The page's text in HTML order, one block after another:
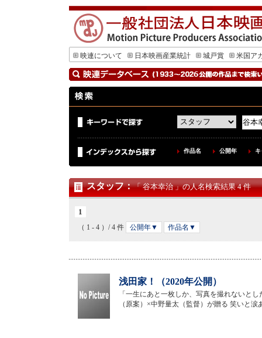
映連について 日本映画産業統計 城戸賞 米国ア
作品名 公開年
スタッフ：「 谷本幸治 」の人名検索結果 4 件
1
（ 1 - 4 ）/ 4 件 公開年▼ 作品名▼
浅田家！（2020年公開）
「一生にあと一枚しか、写真を撮れないと
（原案）×中野量太（監督）が贈る 笑いと